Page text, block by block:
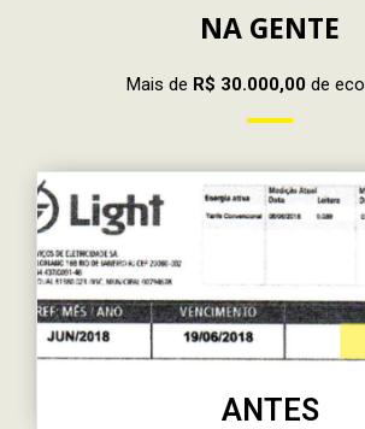
NA GENTE
Mais de R$ 30.000,00de
ANTES